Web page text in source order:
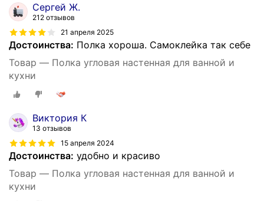
Сергей Ж.
212 отзывов
21 апреля 2025
Достоинства: Полка хороша. Самоклейка так себе
Товар — Полка угловая настенная для ванной и
кухни
Виктория К
13 отзывов
15 апреля 2024
Достоинства: удобно и красиво
Товар — Полка угловая настенная для ванной и
кухни